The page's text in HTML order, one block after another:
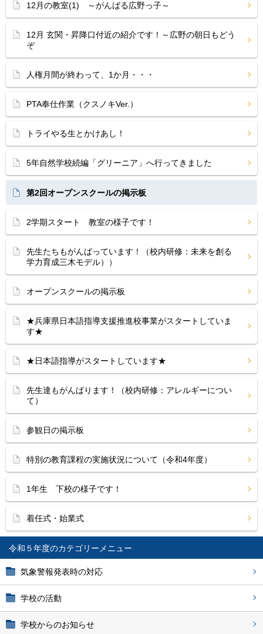
令和５年度
気象警報発表時の対応
学校の活動
学校からのお知らせ
12月の教室(1) ～がんばる広野っ子～
12月 玄関・昇降口付近の紹介です！～広野の朝日もどう
ぞ
人権月間が終わって、1か月・・・
PTA奉仕作業（クスノキVer.）
トライやる生とかけあし！
5年自然学校続編「グリーニア」へ行ってきました
第2回オープンスクールの掲示板
2学期スタート 教室の様子です！
先生たちもがんばっています！（校内研修：未来を創る
学力育成三木モデル））
オープンスクールの掲示板
★兵庫県日本語指導支援推進校事業がスタートしていま
す★
★日本語指導がスタートしています★
先生達もがんばります！（校内研修：アレルギーについ
て）
参観日の掲示板
特別の教育課程の実施状況について（令和4年度）
1年生 下校の様子です！
着任式・始業式